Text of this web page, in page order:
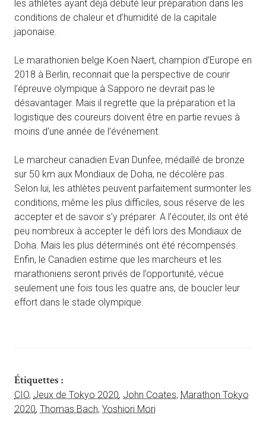
les athlètes ayant déjà débuté leur préparation dans les
conditions de chaleur et d’humidité de la capitale
japonaise.
Le marathonien belge Koen Naert, champion d’Europe en
2018 à Berlin, reconnait que la perspective de courir
l’épreuve olympique à Sapporo ne devrait pas le
désavantager. Mais il regrette que la préparation et la
logistique des coureurs doivent être en partie revues à
moins d’une année de l’événement.
Le marcheur canadien Evan Dunfee, médaillé de bronze
sur 50 km aux Mondiaux de Doha, ne décolère pas.
Selon lui, les athlètes peuvent parfaitement surmonter les
conditions, même les plus difficiles, sous réserve de les
accepter et de savoir s’y préparer. A l’écouter, ils ont été
peu nombreux à accepter le défi lors des Mondiaux de
Doha. Mais les plus déterminés ont été récompensés.
Enfin, le Canadien estime que les marcheurs et les
marathoniens seront privés de l’opportunité, vécue
seulement une fois tous les quatre ans, de boucler leur
effort dans le stade olympique.
Étiquettes :
CIO, Jeux de Tokyo 2020, John Coates, Marathon Tokyo
2020, Thomas Bach, Yoshiori Mori